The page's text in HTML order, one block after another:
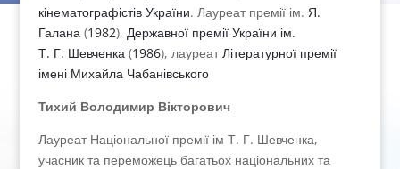
кінематографістів України. Лауреат премії ім. Я.
Галана(1982), Державної премії України ім.
Т. Г. Шевченка(1986), лауреатЛітературної премії
імені Михайла Чабанівського
Тихий Володимир Вікторович
Лауреат Національної премії ім Т. Г. Шевченка,
учасник та переможець багатьох національних та